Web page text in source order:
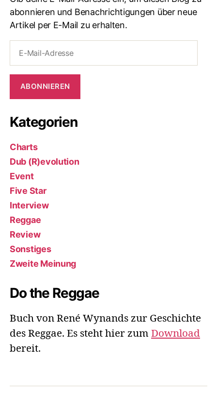
abonnieren und Benachrichtigungen über neue
Artikel per E-Mail zu erhalten.
Mail-
Adresse
ABONNIEREN
Kategorien
Charts
Dub (R)evolution
Event
Five Star
Interview
Reggae
Review
Sonstiges
Zweite Meinung
Do the Reggae
Buch von René Wynands zur Geschichte
des Reggae. Es steht hier zum Download
bereit.